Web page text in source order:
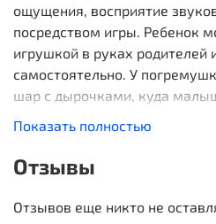
ощущения, восприятие
посредством игры. Ребенок
игрушкой в руках родителей
самостоятельно. У
шар с дырочками, куда
Показать полностью
Отзывы
Отзывов еще никто не